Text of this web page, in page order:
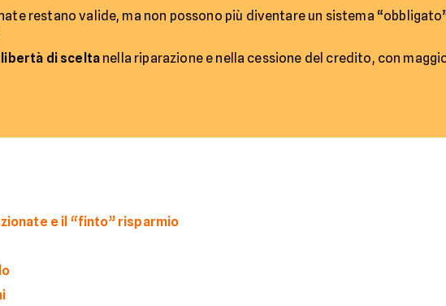
restano valide, ma non possono più diventare un sistema
libertà di scelta nella riparazione e nella cessione del credito, con
e il “finto” risparmio